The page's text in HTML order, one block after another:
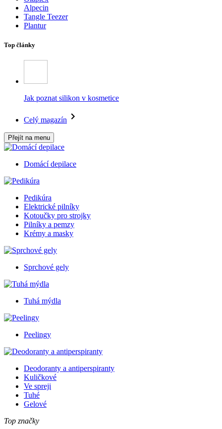
Alpecin
Tangle Teezer
Plantur
Top články
Jak poznat silikon v kosmetice
Celý magazín
Přejít na menu
Domácí depilace
Pedikúra
Elektrické pilníky
Kotoučky pro strojky
Pilníky a pemzy
Krémy a masky
Sprchové gely
Tuhá mýdla
Peelingy
Deodoranty a antiperspiranty
Kuličkové
Ve spreji
Tuhé
Gelové
Top značky